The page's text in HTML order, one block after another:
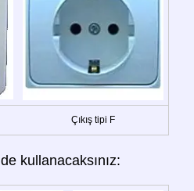
Çıkış tipi F
de kullanacaksınız: